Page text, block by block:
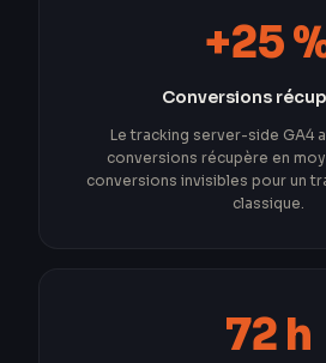
+25
Conversions
Le tracking server-side GA4
conversions récupère en
conversions invisibles pour un
classique.
72 h